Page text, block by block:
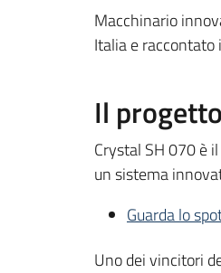
Macchinario
Italia e
Il progetto
Crystal SH 070 è
un sistema
Guarda lo
Uno dei vincitori